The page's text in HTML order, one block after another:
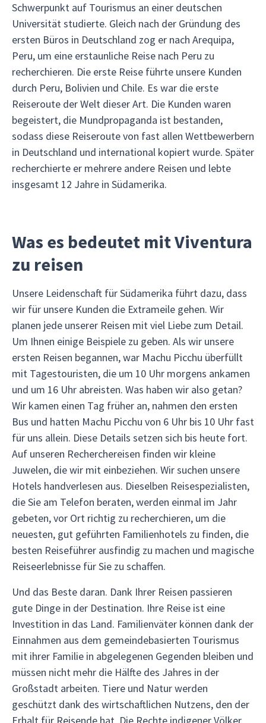
Schwerpunkt auf Tourismus an einer deutschen
Universität studierte. Gleich nach der Gründung des
ersten Büros in Deutschland zog er nach Arequipa,
Peru, um eine erstaunliche Reise nach Peru zu
recherchieren. Die erste Reise führte unsere Kunden
durch Peru, Bolivien und Chile. Es war die erste
Reiseroute der Welt dieser Art. Die Kunden waren
begeistert, die Mundpropaganda ist bestanden,
sodass diese Reiseroute von fast allen Wettbewerbern
in Deutschland und international kopiert wurde. Später
recherchierte er mehrere andere Reisen und lebte
insgesamt 12 Jahre in Südamerika.
Was es bedeutet mit Viventura
zu reisen
Unsere Leidenschaft für Südamerika führt dazu, dass
wir für unsere Kunden die Extrameile gehen. Wir
planen jede unserer Reisen mit viel Liebe zum Detail.
Um Ihnen einige Beispiele zu geben. Als wir unsere
ersten Reisen begannen, war Machu Picchu überfüllt
mit Tagestouristen, die um 10 Uhr morgens ankamen
und um 16 Uhr abreisten. Was haben wir also getan?
Wir kamen einen Tag früher an, nahmen den ersten
Bus und hatten Machu Picchu von 6 Uhr bis 10 Uhr fast
für uns allein. Diese Details setzen sich bis heute fort.
Auf unseren Recherchereisen finden wir kleine
Juwelen, die wir mit einbeziehen. Wir suchen unsere
Hotels handverlesen aus. Dieselben Reisespezialisten,
die Sie am Telefon beraten, werden einmal im Jahr
gebeten, vor Ort richtig zu recherchieren, um die
neuesten, gut geführten Familienhotels zu finden, die
besten Reiseführer ausfindig zu machen und magische
Reiseerlebnisse für Sie zu schaffen.
Und das Beste daran. Dank Ihrer Reisen passieren
gute Dinge in der Destination. Ihre Reise ist eine
Investition in das Land. Familienväter können dank der
Einnahmen aus dem gemeindebasierten Tourismus
mit ihrer Familie in abgelegenen Gegenden bleiben und
müssen nicht mehr die Hälfte des Jahres in der
Großstadt arbeiten. Tiere und Natur werden
geschützt dank des wirtschaftlichen Nutzens, den der